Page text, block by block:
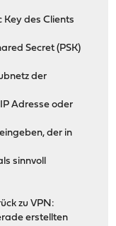
des Clients
Secret (PSK)
der
Adresse oder
der in
sinnvoll
zu VPN:
erstellten